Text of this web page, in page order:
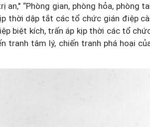
an," “Phòng gian, phòng hỏa, phòng
thời dập tắt các tổ chức gián điệp
biệt kích, trấn áp kịp thời các tổ
tranh tâm lý, chiến tranh phá hoại